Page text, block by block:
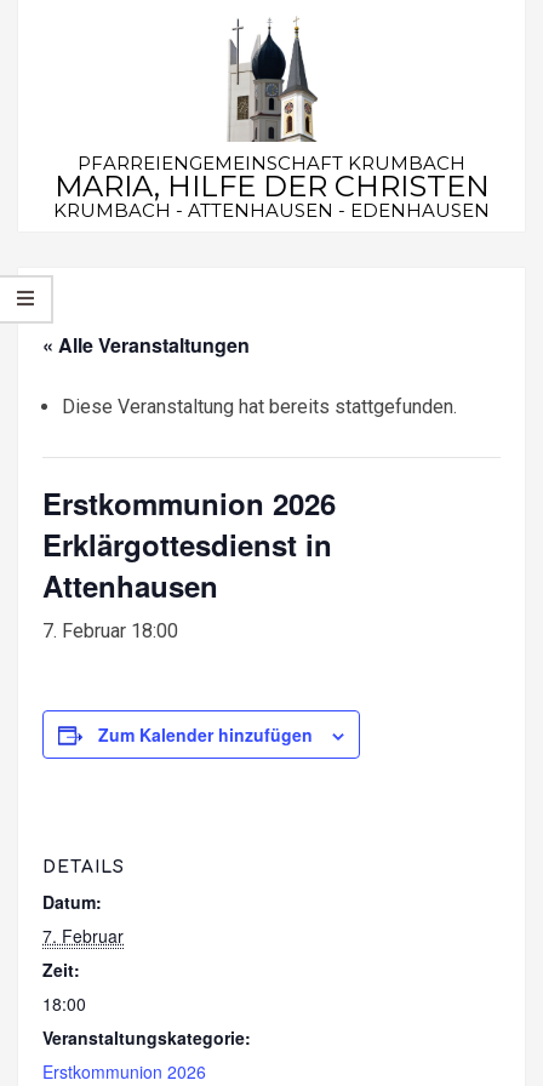
PFARREIENGEMEINSCHAFT KRUMBACH
MARIA, HILFE DER CHRISTEN
KRUMBACH - ATTENHAUSEN - EDENHAUSEN
Navigation
Menu
« Alle Veranstaltungen
Diese Veranstaltung hat bereits stattgefunden.
Erstkommunion 2026
Erklärgottesdienst in
Attenhausen
7. Februar 18:00
Zum Kalender hinzufügen
DETAILS
Datum:
7. Februar
Zeit:
18:00
Veranstaltungskategorie:
Erstkommunion 2026